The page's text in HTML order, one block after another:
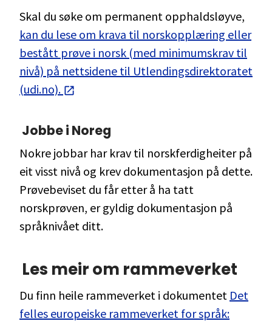
Skal du søke om permanent opphaldsløyve,
kan du lese om krava til norskopplæring eller
bestått prøve i norsk (med minimumskrav til
nivå) på nettsidene til Utlendingsdirektoratet
(udi.no).
Jobbe i Noreg
Nokre jobbar har krav til norskferdigheiter på
eit visst nivå og krev dokumentasjon på dette.
Prøvebeviset du får etter å ha tatt
norskprøven, er gyldig dokumentasjon på
språknivået ditt.
Les meir om rammeverket
Du finn heile rammeverket i dokumentet Det
felles europeiske rammeverket for språk: